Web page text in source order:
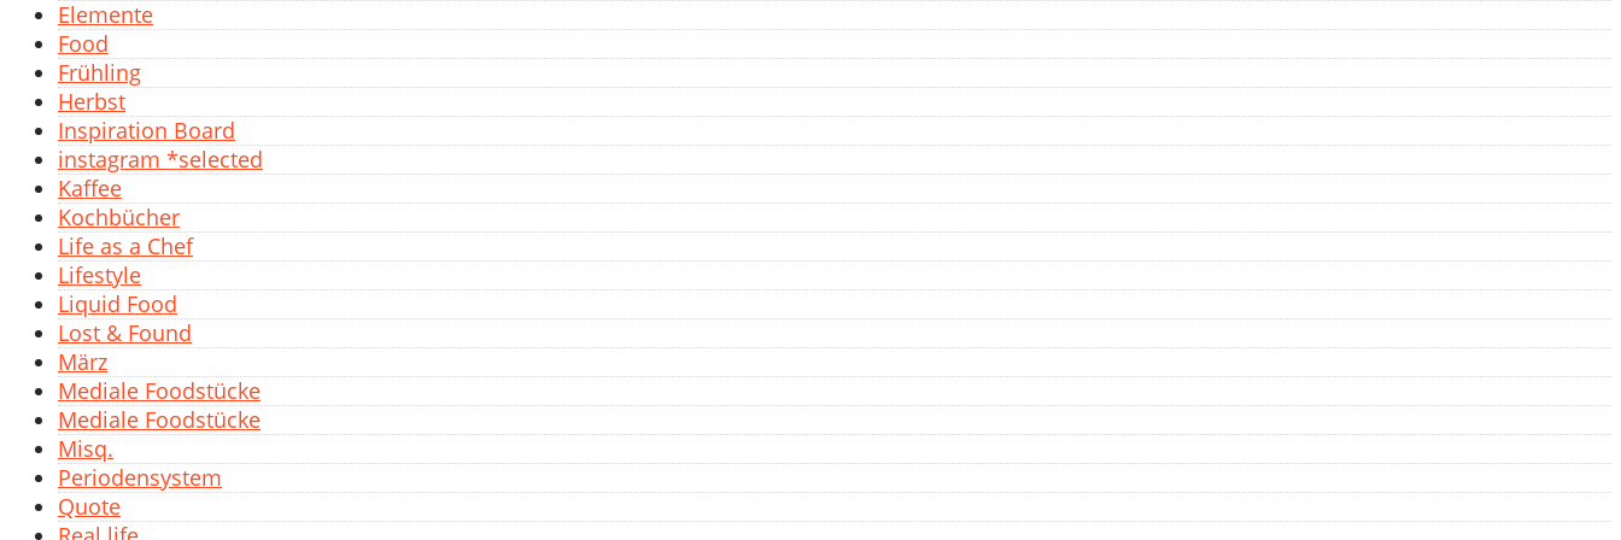
Elemente
Food
Frühling
Herbst
Inspiration Board
instagram *selected
Kaffee
Kochbücher
Life as a Chef
Lifestyle
Liquid Food
Lost & Found
März
Mediale Foodstücke
Mediale Foodstücke
Misq.
Periodensystem
Quote